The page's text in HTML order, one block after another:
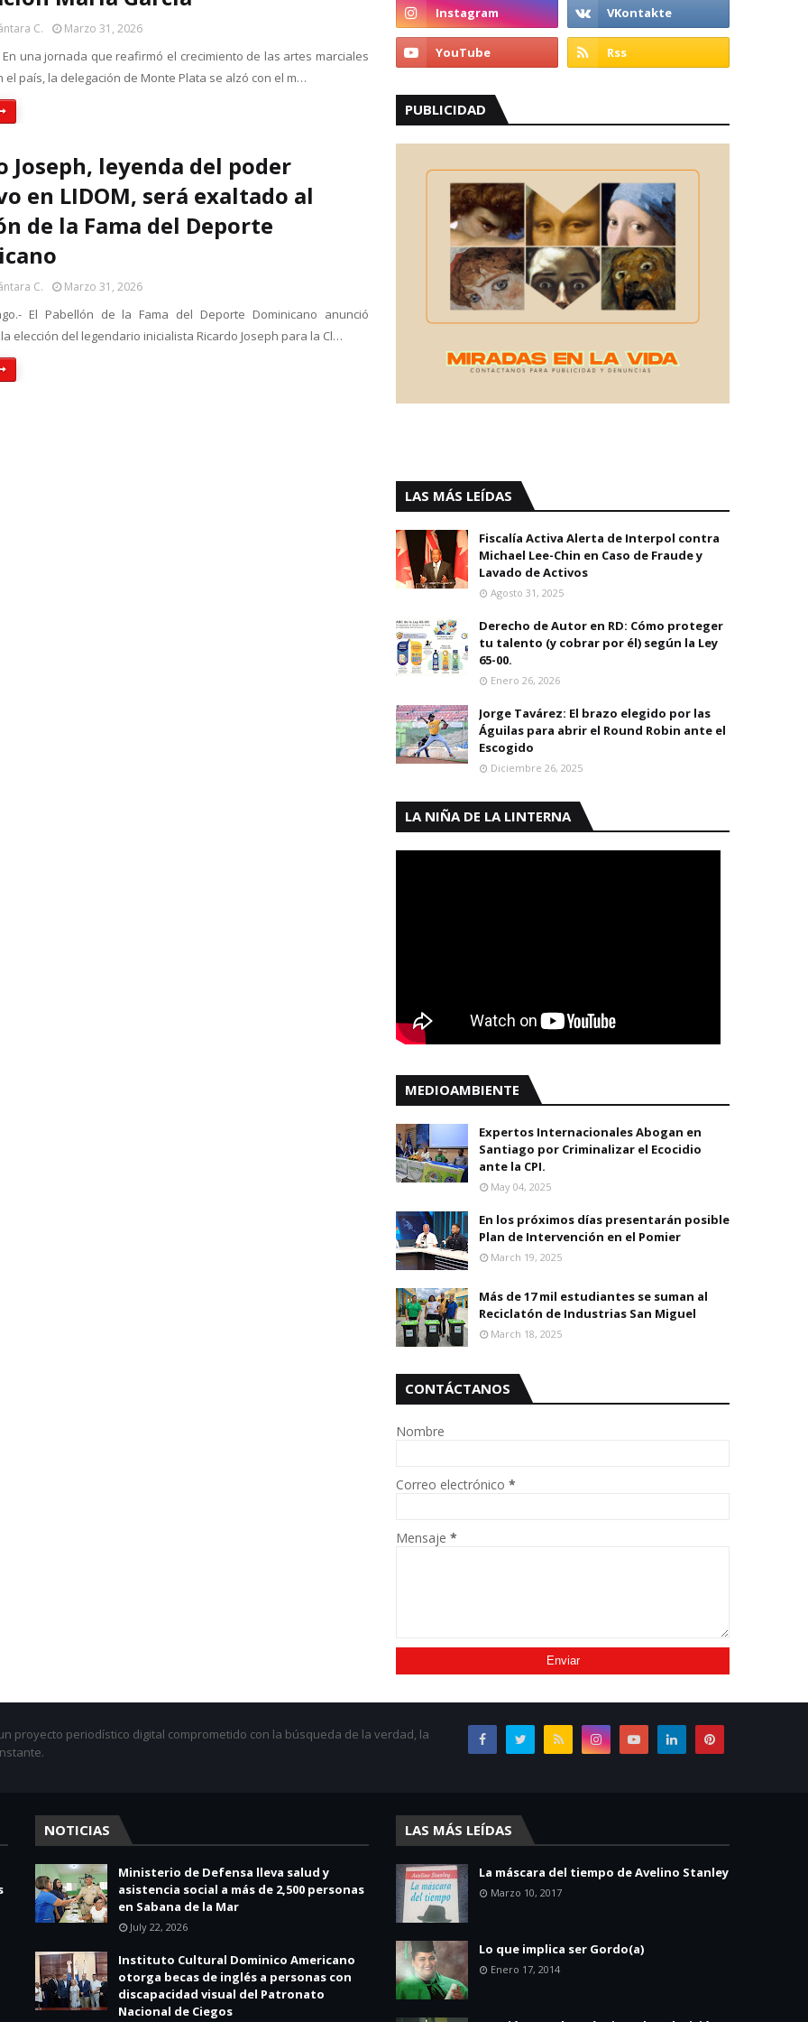
C. Marzo 31, 2026
En una jornada que reafirmó el crecimiento de las artes marciales
el país, la delegación de Monte Plata se alzó con el m…
Joseph, leyenda del poder
en LIDOM, será exaltado al
de la Fama del Deporte
C. Marzo 31, 2026
El Pabellón de la Fama del Deporte Dominicano anunció
elección del legendario inicialista Ricardo Joseph para la Cl…
PUBLICIDAD
LAS MÁS LEÍDAS
Fiscalía Activa Alerta de Interpol contra
Michael Lee-Chin en Caso de Fraude y
Lavado de Activos
Agosto 31, 2025
Derecho de Autor en RD: Cómo proteger
tu talento (y cobrar por él) según la Ley
65-00.
Enero 26, 2026
Jorge Tavárez: El brazo elegido por las
Águilas para abrir el Round Robin ante el
Escogido
Diciembre 26, 2025
LA NIÑA DE LA LINTERNA
MEDIOAMBIENTE
Expertos Internacionales Abogan en
Santiago por Criminalizar el Ecocidio
ante la CPI.
May 04, 2025
En los próximos días presentarán posible
Plan de Intervención en el Pomier
March 19, 2025
Más de 17 mil estudiantes se suman al
Reciclatón de Industrias San Miguel
March 18, 2025
CONTÁCTANOS
Nombre
Correo electrónico *
Mensaje *
proyecto periodístico digital comprometido con la búsqueda de la verdad, la
NOTICIAS
Ministerio de Defensa lleva salud y
asistencia social a más de 2,500 personas
en Sabana de la Mar
July 22, 2026
Instituto Cultural Dominico Americano
otorga becas de inglés a personas con
discapacidad visual del Patronato
Nacional de Ciegos
LAS MÁS LEÍDAS
La máscara del tiempo de Avelino Stanley
Marzo 10, 2017
Lo que implica ser Gordo(a)
Enero 17, 2014